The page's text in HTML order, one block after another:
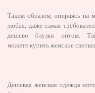
Таким образом, опираясь на
любая, даже самая
дешево блузки оптом.
можете купить женские
Дешевая женская одежда